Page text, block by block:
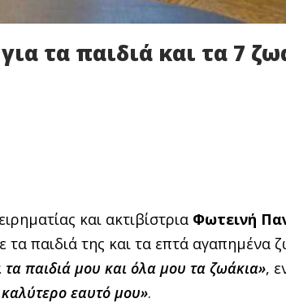
τα παιδιά και τα 7
και ακτιβίστρια Φωτεινή
τα παιδιά της και τα επτά αγαπημένα
τα παιδιά μου και όλα μου τα ζωάκια»,
εαυτό μου».